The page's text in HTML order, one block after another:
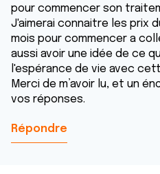
pour commencer son
J'aimerai connaitre les prix
mois pour commencer a
aussi avoir une idée de ce
l'espérance de vie avec
Merci de m’avoir lu, et un
vos réponses.
Répondre